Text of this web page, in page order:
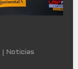
Noticias